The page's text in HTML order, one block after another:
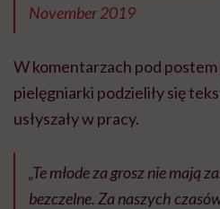
November 2019
W komentarzach pod
pielęgniarki podzieliły się
usłyszały w pracy.
„Te młode za grosz nie mają
bezczelne. Za naszych